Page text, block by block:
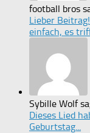
football bros
Lieber
einfach, es
Sybille Wolf
Dieses Lied
Geburtstag...